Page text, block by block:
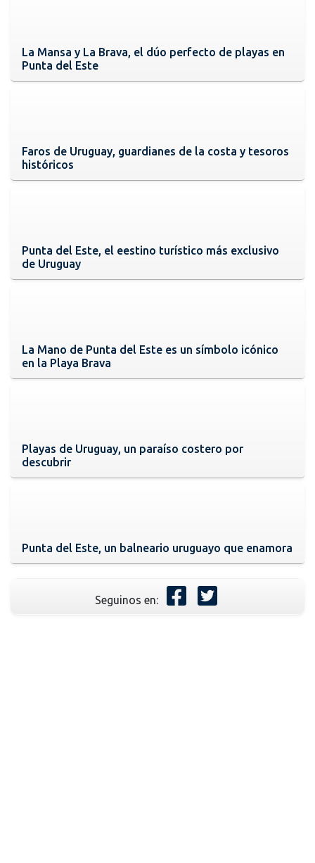
La Mansa y La Brava, el dúo perfecto de playas en
Punta del Este
Faros de Uruguay, guardianes de la costa y tesoros
históricos
Punta del Este, el eestino turístico más exclusivo
de Uruguay
La Mano de Punta del Este es un símbolo icónico
en la Playa Brava
Playas de Uruguay, un paraíso costero por
descubrir
Punta del Este, un balneario uruguayo que enamora
Seguinos en: